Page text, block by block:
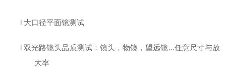
l 大口径平面镜测试
l 双光路镜头品质测试：镜头，物镜，望远镜...任意尺寸与放
大率